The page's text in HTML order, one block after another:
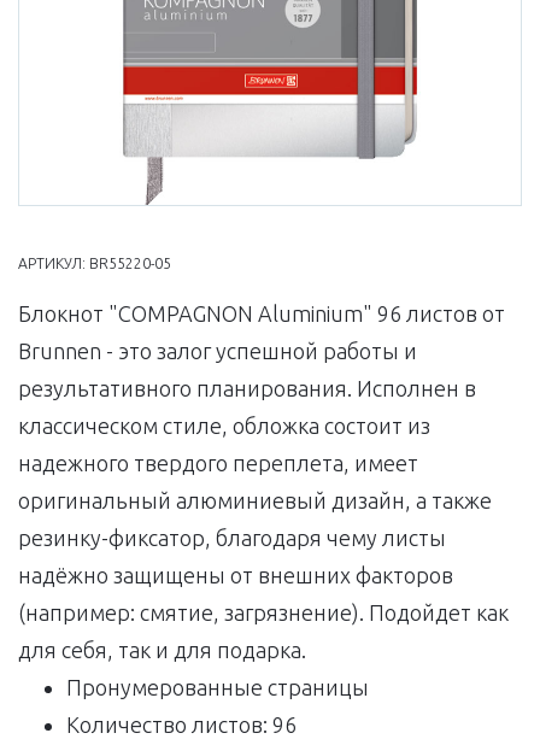
АРТИКУЛ: BR55220-05
Блокнот "COMPAGNON Aluminium" 96 листов от
Brunnen - это залог успешной работы и
результативного планирования. Исполнен в
классическом стиле, обложка состоит из
надежного твердого переплета, имеет
оригинальный алюминиевый дизайн, а также
резинку-фиксатор, благодаря чему листы
надёжно защищены от внешних факторов
(например: смятие, загрязнение). Подойдет как
для себя, так и для подарка.
Пронумерованные страницы
Количество листов: 96